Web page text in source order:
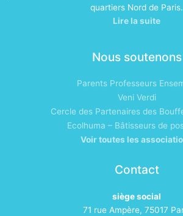
quartiers Nord de Paris.
Lire la suite
Nous soutenons
Parents Professeurs
Veni Verdi
Cercle des Partenaires des
Ecolhuma – Bâtisseurs de
Voir toutes les
Contact
siège social
71 rue Ampère, 75017